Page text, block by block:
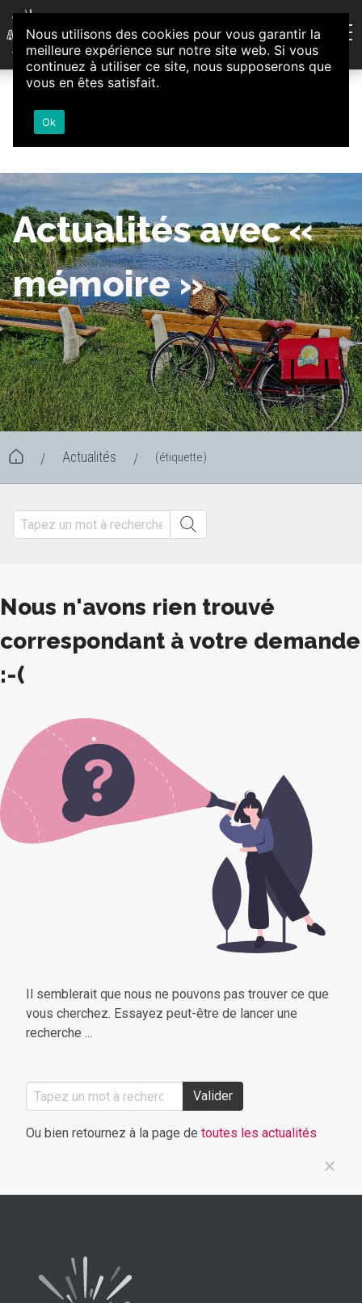
Aller au contenu
Association d'Animation et d'Initiatives Citoyennes
Loire-Authion
Actualités avec «
mémoire »
/ Actualités / (étiquette)
Nous n'avons rien trouvé
correspondant à votre demande
:-(
Il semblerait que nous ne pouvons pas trouver ce que
vous cherchez. Essayez peut-être de lancer une
recherche ...
Valider
Ou bien retournez à la page de toutes les actualités
Nous utilisons des cookies pour vous garantir la
meilleure expérience sur notre site web. Si vous
continuez à utiliser ce site, nous supposerons que
vous en êtes satisfait.
Ok